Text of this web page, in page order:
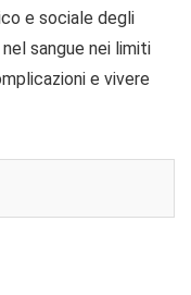
e sociale degli
sangue nei limiti
e vivere